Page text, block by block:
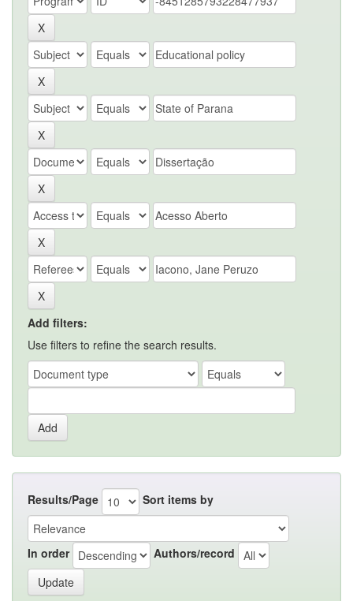
Add filters:
Use filters to refine the search results.
Results/Page Sort items by
In order Authors/record